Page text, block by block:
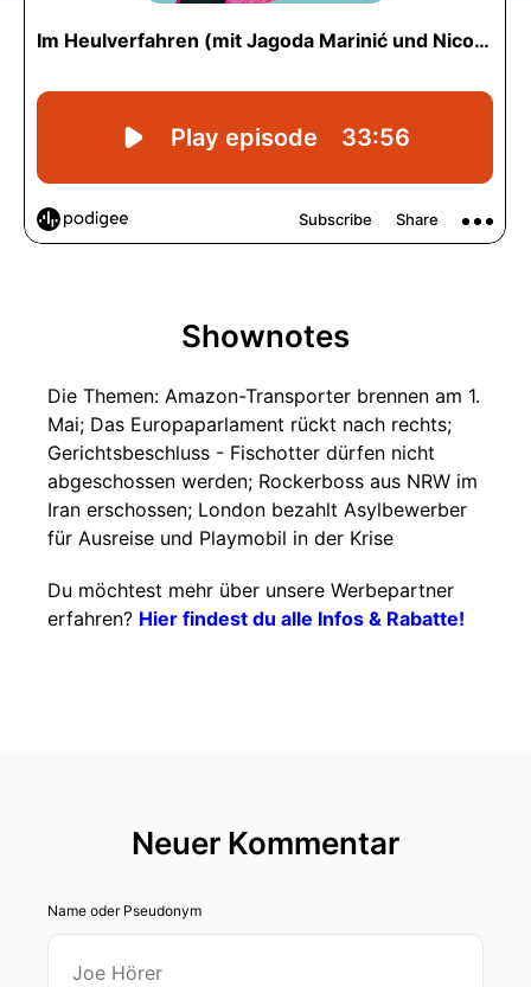
Shownotes
Die Themen: Amazon-Transporter brennen am 1.
Mai; Das Europaparlament rückt nach rechts;
Gerichtsbeschluss - Fischotter dürfen nicht
abgeschossen werden; Rockerboss aus NRW im
Iran erschossen; London bezahlt Asylbewerber
für Ausreise und Playmobil in der Krise
Du möchtest mehr über unsere Werbepartner
erfahren? Hier findest du alle Infos & Rabatte!
Neuer Kommentar
Name oder Pseudonym